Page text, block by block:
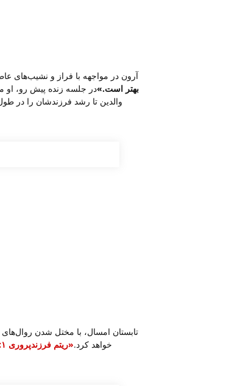
آرون در مواجهه با فراز و نشیب‌های
بهتر است.»در جلسه زنده پیش رو، او
والدین تا رشد فرزندشان را در
تابستان امسال، با مختل شدن
خواهد کرد.«ریتم فرزندپروری ۳:۲:۱